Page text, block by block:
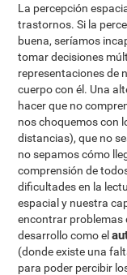
La percepción
trastornos. Si la
buena, seríamos
tomar decisiones
representaciones de
cuerpo con él. Una
hacer que no
nos choquemos con
distancias), que no
no sepamos cómo
comprensión de
dificultades en la
espacial y nuestra
encontrar problemas
desarrollo como el
(donde existe una
para poder percibir